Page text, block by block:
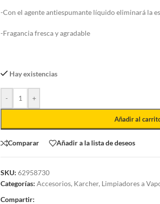
-Con el agente antiespumante líquido eliminará la
-Fragancia fresca y agradable
Hay existencias
- +
Añadir al
Comparar Añadir a la lista de deseos
SKU: 62958730
Categorías: Accesorios, Karcher, Limpiadores a
Compartir: